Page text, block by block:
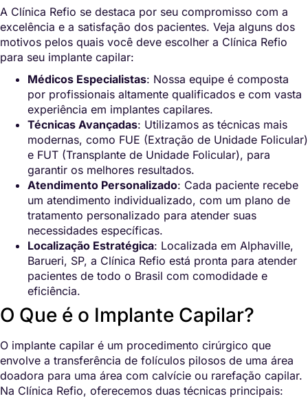
A Clínica Refio se destaca por seu compromisso com a
excelência e a satisfação dos pacientes. Veja alguns dos
motivos pelos quais você deve escolher a Clínica Refio
para seu implante capilar:
Médicos Especialistas: Nossa equipe é composta
por profissionais altamente qualificados e com vasta
experiência em implantes capilares.
Técnicas Avançadas: Utilizamos as técnicas mais
modernas, como FUE (Extração de Unidade Folicular)
e FUT (Transplante de Unidade Folicular), para
garantir os melhores resultados.
Atendimento Personalizado: Cada paciente recebe
um atendimento individualizado, com um plano de
tratamento personalizado para atender suas
necessidades específicas.
Localização Estratégica: Localizada em Alphaville,
Barueri, SP, a Clínica Refio está pronta para atender
pacientes de todo o Brasil com comodidade e
eficiência.
O Que é o Implante Capilar?
O implante capilar é um procedimento cirúrgico que
envolve a transferência de folículos pilosos de uma área
doadora para uma área com calvície ou rarefação capilar.
Na Clínica Refio, oferecemos duas técnicas principais: